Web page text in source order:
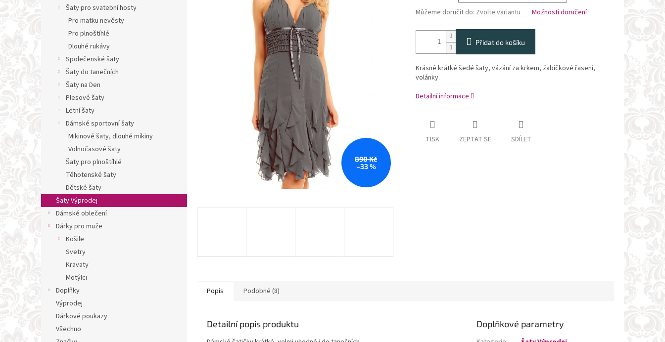
Šaty pro svatební hosty
Pro matku nevěsty
Pro plnoštíhlé
Dlouhé rukávy
Společenské šaty
Šaty do tanečních
Šaty na Den
Plesové šaty
Letní šaty
Dámské sportovní šaty
Mikinové šaty, dlouhé mikiny
Volnočasové šaty
Šaty pro plnoštíhlé
Těhotenské šaty
Dětské šaty
Šaty Výprodej
Dámské oblečení
Dárky pro muže
Košile
Svetry
Kravaty
Motýlci
Doplňky
Výprodej
Dárkové poukazy
Všechno
890 Kč
–33 %
Můžeme doručit do: Zvolte variantu Možnosti doručení
Přidat do košíku
Krásné krátké šedé šaty, vázání za krkem, žabičkové řasení,
volánky.
Detailní informace
TISK ZEPTAT SE SDÍLET
Popis Podobné (8)
Detailní popis produktu Doplňkové parametry